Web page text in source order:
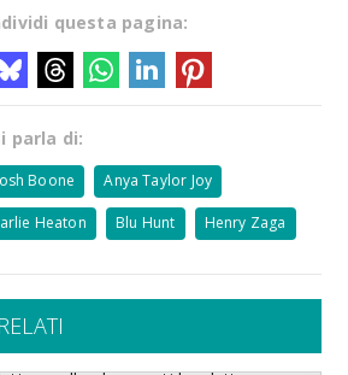
questa pagina:
parla di:
Boone Anya Taylor Joy
Heaton Blu Hunt Henry Zaga